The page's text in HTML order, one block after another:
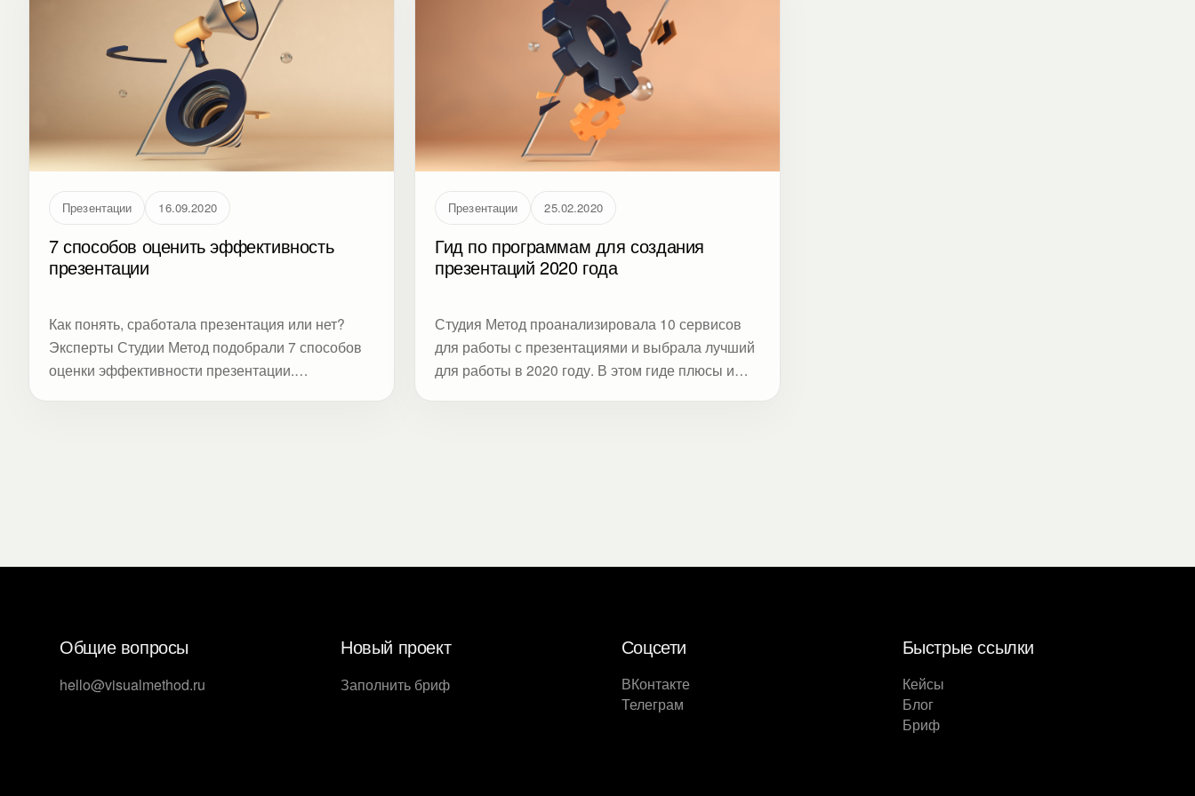
Презентации 16.09.2020
7 способов оценить эффективность
презентации
Как понять, сработала презентация или нет?
Эксперты Студии Метод подобрали 7 способов
оценки эффективности презентации.
Презентации 25.02.2020
Гид по программам для создания
презентаций 2020 года
Студия Метод проанализировала 10 сервисов
для работы с презентациями и выбрала лучший
для работы в 2020 году. В этом гиде плюсы и
Общие вопросы
hello@visualmethod.ru
Новый проект
Заполнить бриф
Соцсети
ВКонтакте
Телеграм
Быстрые ссылки
Кейсы
Блог
Бриф